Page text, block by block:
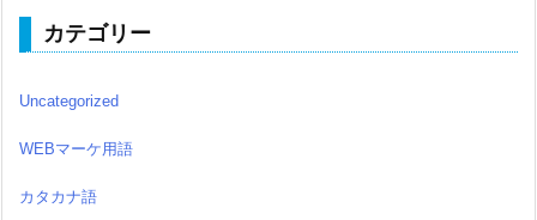
カテゴリー
Uncategorized
WEBマーケ用語
カタカナ語